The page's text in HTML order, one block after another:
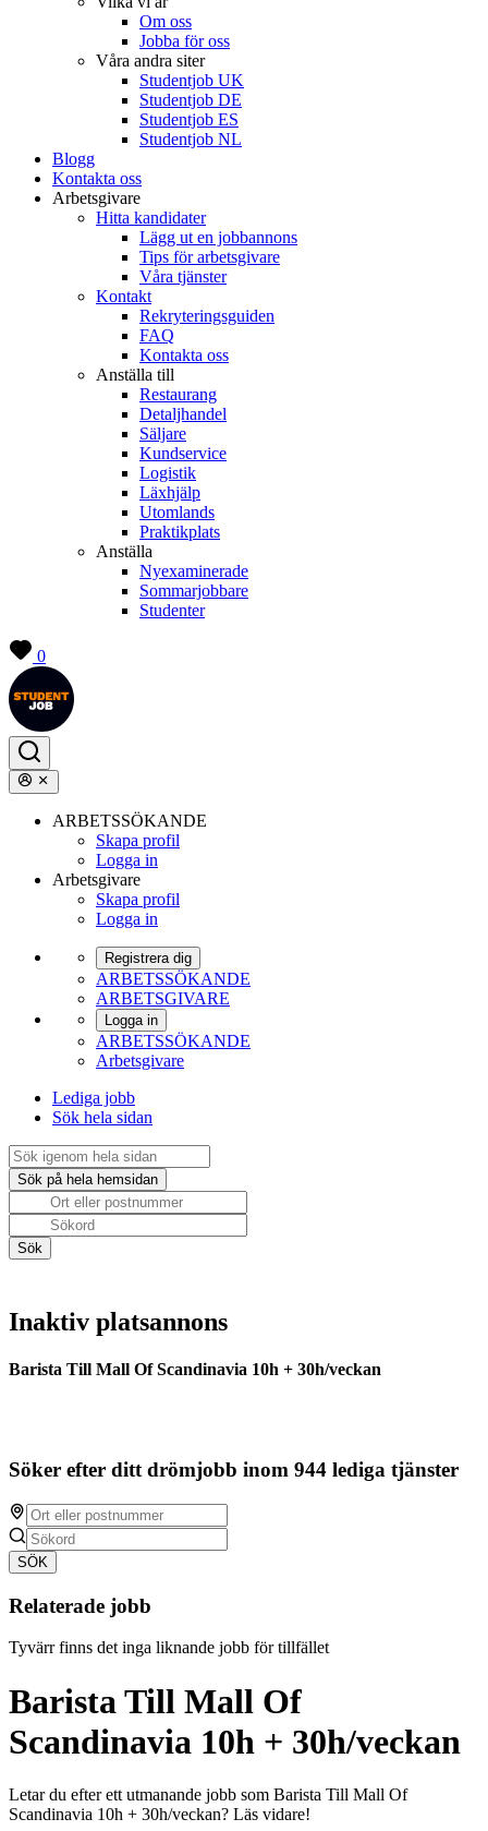
Om oss
Jobba för oss
Våra andra siter
Studentjob UK
Studentjob DE
Studentjob ES
Studentjob NL
Blogg
Kontakta oss
Arbetsgivare
Hitta kandidater
Lägg ut en jobbannons
Tips för arbetsgivare
Våra tjänster
Kontakt
Rekryteringsguiden
FAQ
Kontakta oss
Anställa till
Restaurang
Detaljhandel
Säljare
Kundservice
Logistik
Läxhjälp
Utomlands
Praktikplats
Anställa
Nyexaminerade
Sommarjobbare
Studenter
0
ARBETSSÖKANDE
Skapa profil
Logga in
Arbetsgivare
Skapa profil
Logga in
Registrera dig
ARBETSSÖKANDE
ARBETSGIVARE
Logga in
ARBETSSÖKANDE
Arbetsgivare
Lediga jobb
Sök hela sidan
Inaktiv platsannons
Barista Till Mall Of Scandinavia 10h + 30h/veckan
Söker efter ditt drömjobb inom 944 lediga tjänster
SÖK
Relaterade jobb
Tyvärr finns det inga liknande jobb för tillfället
Barista Till Mall Of
Scandinavia 10h + 30h/veckan
Letar du efter ett utmanande jobb som Barista Till Mall Of
Scandinavia 10h + 30h/veckan? Läs vidare!